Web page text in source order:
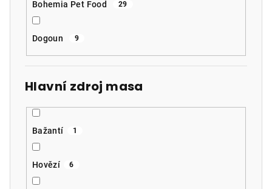
Bohemia Pet Food 29
Dogoun 9
Hlavní zdroj masa
Bažantí 1
Hovězí 6